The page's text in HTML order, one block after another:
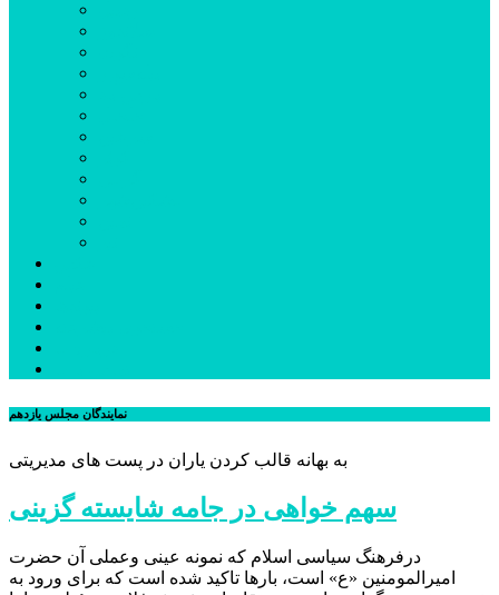
نمایندگان مجلس یازدهم
به بهانه قالب کردن یاران در پست های مدیریتی
سهم خواهی در جامه شایسته گزینی
درفرهنگ سیاسی اسلام که نمونه عینی وعملی آن حضرت
امیرالمومنین «ع» است، بارها تاکید شده است که برای ورود به